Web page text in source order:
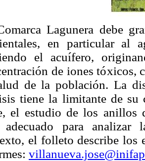
Lagunera debe
en particular al
el acuífero,
de iones tóxicos,
de la población. La
tiene la limitante de su
el estudio de los anillos
adecuado para
el folleto describe los